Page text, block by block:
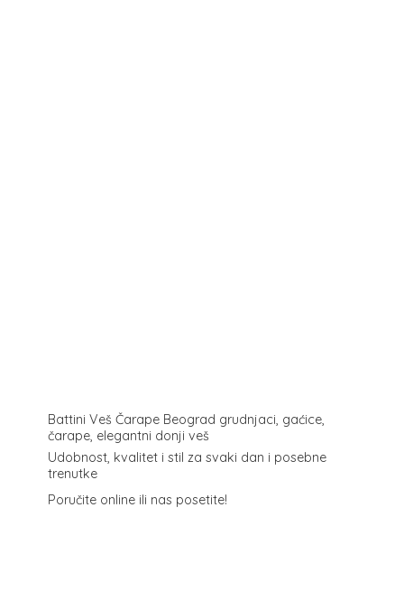
Battini Veš Čarape Beograd grudnjaci, gaćice,
čarape, elegantni donji veš
Udobnost, kvalitet i stil za svaki dan i posebne
trenutke
Poručite online ili nas posetite!